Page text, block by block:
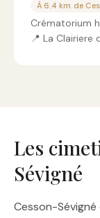
À 6.4 km de
Crématorium
📍 La Clairiere
Les
Sévigné
Cesson-